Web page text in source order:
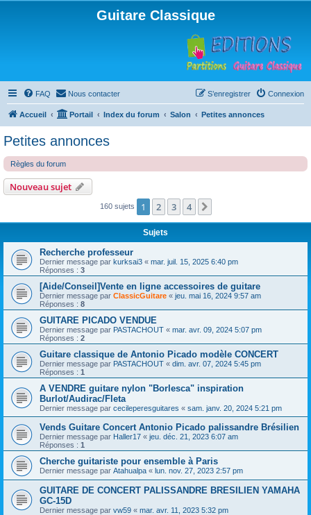
Guitare Classique
FAQ Nous contacter Connexion
S’enregistrer
Accueil Portail Index du forum Salon Petites annonces
Petites annonces
Règles du forum
Nouveau sujet
160 sujets 1 2 3 4
Sujets
Recherche professeur
Dernier message par kurksai3 « mar. juil. 15, 2025 6:40 pm
Réponses : 3
[Aide/Conseil]Vente en ligne accessoires de guitare
Dernier message par ClassicGuitare « jeu. mai 16, 2024 9:57 am
Réponses : 8
GUITARE PICADO VENDUE
Dernier message par PASTACHOUT « mar. avr. 09, 2024 5:07 pm
Réponses : 2
Guitare classique de Antonio Picado modèle CONCERT
Dernier message par PASTACHOUT « dim. avr. 07, 2024 5:45 pm
Réponses : 1
A VENDRE guitare nylon "Borlesca" inspiration
Burlot/Audirac/Fleta
Dernier message par cecileperesguitares « sam. janv. 20, 2024 5:21 pm
Vends Guitare Concert Antonio Picado palissandre Brésilien
Dernier message par Haller17 « jeu. déc. 21, 2023 6:07 am
Réponses : 1
Cherche guitariste pour ensemble à Paris
Dernier message par Atahualpa « lun. nov. 27, 2023 2:57 pm
GUITARE DE CONCERT PALISSANDRE BRESILIEN YAMAHA
GC-15D
Dernier message par vw59 « mar. avr. 11, 2023 5:32 pm